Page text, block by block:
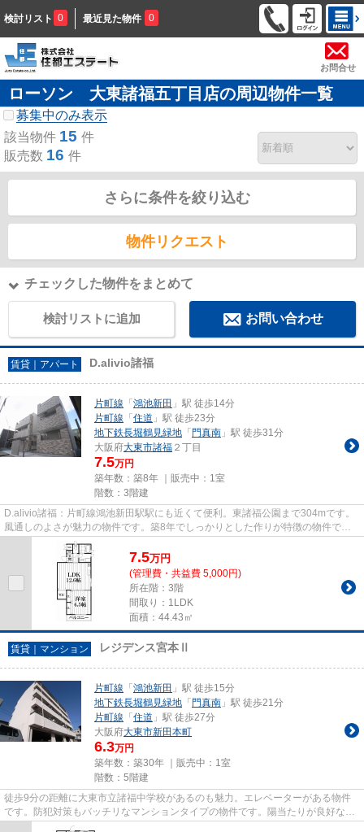
検討リスト 0 最近見た物件 0
お問合せ
ローソン 大東諸福五丁目店の周辺物件一覧
募集中のみ表示
該当物件 15 件
販売数 16 件
さらに条件を絞り込む
物件リクエスト
チェックした物件をまとめて
検討リストに追加 お問い合わせ
賃貸｜アパート D.alivio諸福
片町線 「 鴻池新田 」駅 徒歩14分
片町線 「 住道 」駅 徒歩23分
地下鉄長堀鶴見緑地 「 門真南 」駅 徒歩31分
大阪府大東市諸福 ２丁目
7.5万円
築年数：築8年 ｜販売中： 1室
階数：3階建
D.alivio諸福：片町線鴻池新田駅駅にも近くて便利。東諸福公園まで304mです。
風通しのよさが魅力の物件です。築8年でしっかりとした作りが特徴の物件で
す。住都エステートでは片町線鴻...
7.5万円
(管理費・共益費 5,000円)
所在階：3階
間取り：1LDK
面積：44.43㎡
賃貸｜マンション レジデンス宮本Ⅱ
片町線 「 鴻池新田 」駅 徒歩15分
地下鉄長堀鶴見緑地 「 門真南 」駅 徒歩21分
片町線 「 住道 」駅 徒歩27分
大阪府大東市新田本町
6.3万円
築年数：築30年 ｜販売中： 1室
階数：5階建
徒歩9分の距離に大東市立諸福中学校があるのも魅力。エレベーターがある物件
です。防犯対策もバッチリなマンションタイプの物件です。陽当たりが良好な物
件は梅雨時期の湿気もたまりに...